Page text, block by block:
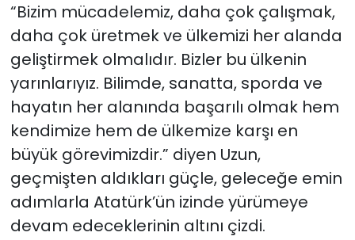
“Bizim mücadelemiz, daha çok çalışmak,
daha çok üretmek ve ülkemizi her alanda
geliştirmek olmalıdır. Bizler bu ülkenin
yarınlarıyız. Bilimde, sanatta, sporda ve
hayatın her alanında başarılı olmak hem
kendimize hem de ülkemize karşı en
büyük görevimizdir.” diyen Uzun,
geçmişten aldıkları güçle, geleceğe emin
adımlarla Atatürk’ün izinde yürümeye
devam edeceklerinin altını çizdi.